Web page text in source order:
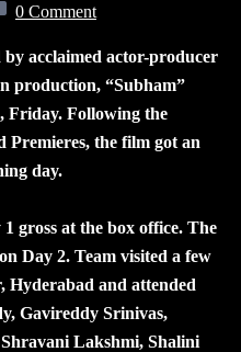
0 Comment
acclaimed actor-producer
production, “Subham”
Friday. Following the
Premieres, the film got an
day.
gross at the box office. The
Day 2. Team visited a few
Hyderabad and attended
Gavireddy Srinivas,
Lakshmi, Shalini